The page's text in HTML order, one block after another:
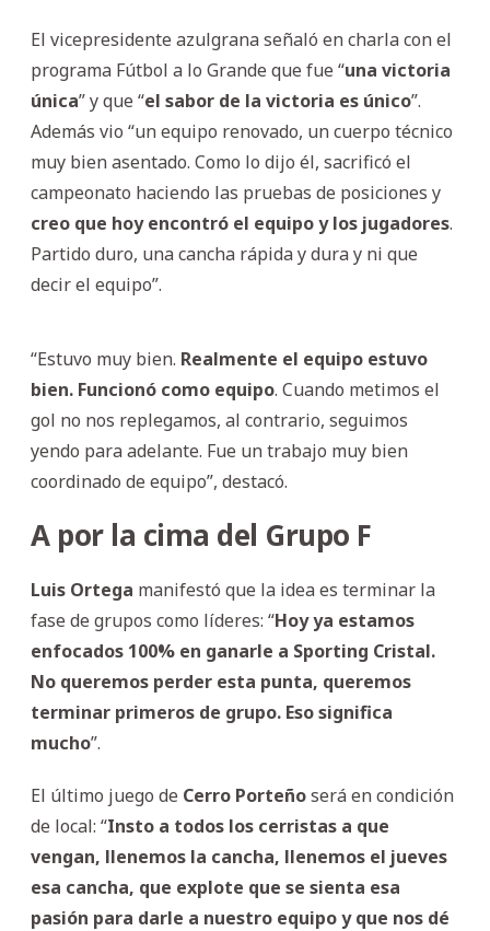
El vicepresidente azulgrana señaló en charla con el
programa Fútbol a lo Grande que fue “una victoria
única” y que “el sabor de la victoria es único”.
Además vio “un equipo renovado, un cuerpo técnico
muy bien asentado. Como lo dijo él, sacrificó el
campeonato haciendo las pruebas de posiciones y
creo que hoy encontró el equipo y los jugadores.
Partido duro, una cancha rápida y dura y ni que
decir el equipo”.
“Estuvo muy bien. Realmente el equipo estuvo
bien. Funcionó como equipo. Cuando metimos el
gol no nos replegamos, al contrario, seguimos
yendo para adelante. Fue un trabajo muy bien
coordinado de equipo”, destacó.
A por la cima del Grupo F
Luis Ortega manifestó que la idea es terminar la
fase de grupos como líderes: “Hoy ya estamos
enfocados 100% en ganarle a Sporting Cristal.
No queremos perder esta punta, queremos
terminar primeros de grupo. Eso significa
mucho”.
El último juego de Cerro Porteñoserá en condición
de local: “Insto a todos los cerristas a que
vengan, llenemos la cancha, llenemos el jueves
esa cancha, que explote que se sienta esa
pasión para darle a nuestro equipo y que nos dé